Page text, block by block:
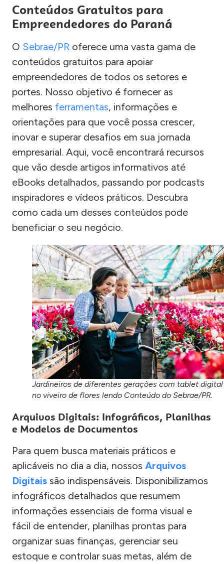
Conteúdos Gratuitos para
Empreendedores do Paraná
O Sebrae/PR oferece uma vasta gama de
conteúdos gratuitos para apoiar
empreendedores de todos os setores e
portes. Nosso objetivo é fornecer as
melhores ferramentas, informações e
orientações para que você possa crescer,
inovar e superar desafios em sua jornada
empresarial. Aqui, você encontrará recursos
que vão desde artigos informativos até
eBooks detalhados, passando por podcasts
inspiradores e vídeos práticos. Descubra
como cada um desses conteúdos pode
beneficiar o seu negócio.
Jardineiros de diferentes gerações com tablet digital
no viveiro de flores lendo Conteúdo do Sebrae/PR.
Arquivos Digitais: Infográficos, Planilhas
e Modelos de Documentos
Para quem busca materiais práticos e
aplicáveis no dia a dia, nossos Arquivos
Digitais são indispensáveis. Disponibilizamos
infográficos detalhados que resumem
informações essenciais de forma visual e
fácil de entender, planilhas prontas para
organizar suas finanças, gerenciar seu
estoque e controlar suas metas, além de